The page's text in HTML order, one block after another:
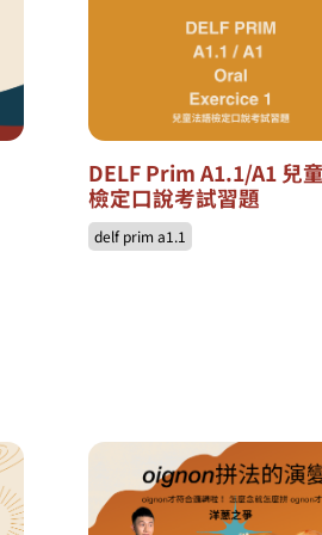
DELF Prim A1.1/A1 兒
檢定口說考試習題
delf prim a1.1